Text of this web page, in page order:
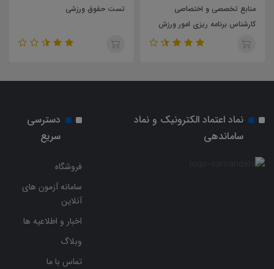
تست حقوق ورزشی
تست منابع عمومی دوازدهمین
اجرایی کشور
نماد اعتماد الکترونیک و نماد
ساماندهی
دسترسی
سریع
فروشگاه
سامانه آزمون های
آنلاین
اخبار و اطلاعیه ها
وبلاگ
تماس با ما